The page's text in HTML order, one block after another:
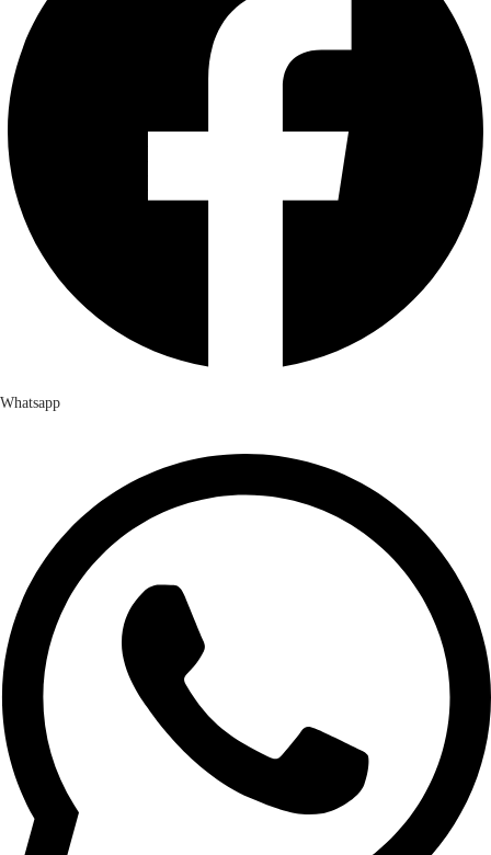
Whatsapp